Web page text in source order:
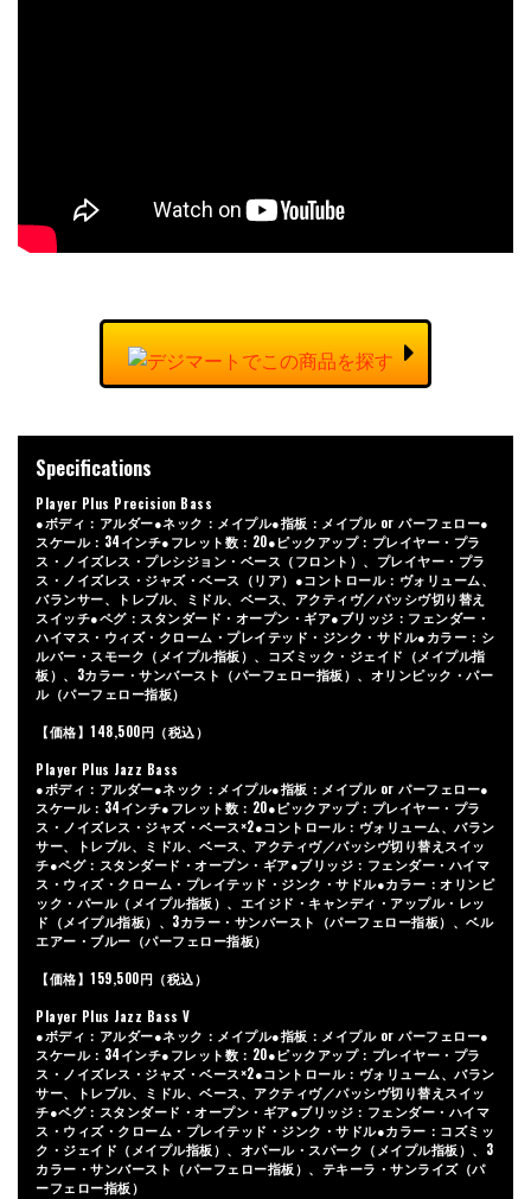
Specifications
Player Plus Precision Bass
●ボディ：アルダー●ネック：メイプル●指板：メイプル or パーフェロー●
スケール：34インチ●フレット数：20●ピックアップ：プレイヤー・プラ
ス・ノイズレス・プレシジョン・ベース（フロント）、プレイヤー・プラ
ス・ノイズレス・ジャズ・ベース（リア）●コントロール：ヴォリューム、
バランサー、トレブル、ミドル、ベース、アクティヴ／パッシヴ切り替え
スイッチ●ペグ：スタンダード・オープン・ギア●ブリッジ：フェンダー・
ハイマス・ウィズ・クローム・プレイテッド・ジンク・サドル●カラー：シ
ルバー・スモーク（メイプル指板）、コズミック・ジェイド（メイプル指
板）、3カラー・サンバースト（パーフェロー指板）、オリンピック・パー
ル（パーフェロー指板）
【価格】148,500円（税込）
Player Plus Jazz Bass
●ボディ：アルダー●ネック：メイプル●指板：メイプル or パーフェロー●
スケール：34インチ●フレット数：20●ピックアップ：プレイヤー・プラ
ス・ノイズレス・ジャズ・ベース×2●コントロール：ヴォリューム、バラン
サー、トレブル、ミドル、ベース、アクティヴ／パッシヴ切り替えスイッ
チ●ペグ：スタンダード・オープン・ギア●ブリッジ：フェンダー・ハイマ
ス・ウィズ・クローム・プレイテッド・ジンク・サドル●カラー：オリンピ
ック・パール（メイプル指板）、エイジド・キャンディ・アップル・レッ
ド（メイプル指板）、3カラー・サンバースト（パーフェロー指板）、ベル
エアー・ブルー（パーフェロー指板）
【価格】159,500円（税込）
Player Plus Jazz Bass V
●ボディ：アルダー●ネック：メイプル●指板：メイプル or パーフェロー●
スケール：34インチ●フレット数：20●ピックアップ：プレイヤー・プラ
ス・ノイズレス・ジャズ・ベース×2●コントロール：ヴォリューム、バラン
サー、トレブル、ミドル、ベース、アクティヴ／パッシヴ切り替えスイッ
チ●ペグ：スタンダード・オープン・ギア●ブリッジ：フェンダー・ハイマ
ス・ウィズ・クローム・プレイテッド・ジンク・サドル●カラー：コズミッ
ク・ジェイド（メイプル指板）、オパール・スパーク（メイプル指板）、3
カラー・サンバースト（パーフェロー指板）、テキーラ・サンライズ（パ
ーフェロー指板）